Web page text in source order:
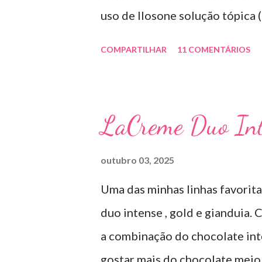
uso de Ilosone solução tópica
geralmente uso a noite).
SOLUÇÃO (eritromicina) é
COMPARTILHAR 11 COMENTÁRIOS
LaCreme Duo
outubro 03, 2025
Uma das minhas linhas
duo intense , gold e gianduia.
a combinação do chocolate
gostar mais do chocolate